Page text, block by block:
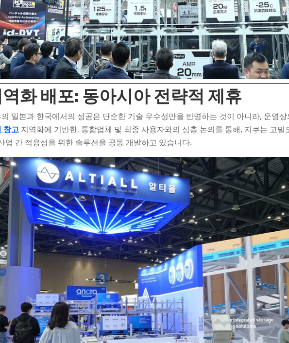
화 배포: 동아시아 전략적 제휴
일본과 한국에서의 성공은 단순한 기술 우수성만을 반영하는 것이 아니라, 운영
창고 지역화에 기반한. 통합업체 및 최종 사용자와의 심층 논의를 통해, 지쿠는 고밀
업 간 적응성을 위한 솔루션을 공동 개발하고 있습니다.